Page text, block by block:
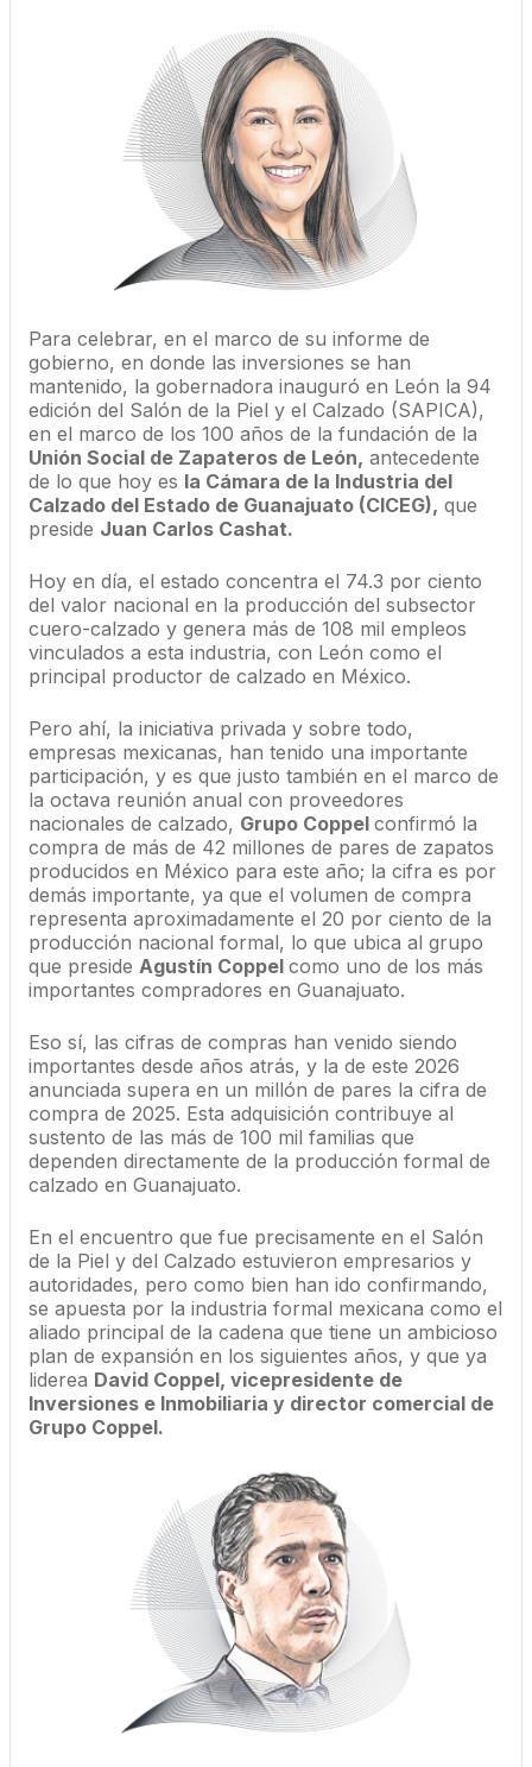
Para celebrar, en el marco de su informe de
gobierno, en donde las inversiones se han
mantenido, la gobernadora inauguró en León la 94
edición del Salón de la Piel y el Calzado (SAPICA),
en el marco de los 100 años de la fundación de la
Unión Social de Zapateros de León, antecedente
de lo que hoy es la Cámara de la Industria del
Calzado del Estado de Guanajuato (CICEG), que
preside Juan Carlos Cashat.
Hoy en día, el estado concentra el 74.3 por ciento
del valor nacional en la producción del subsector
cuero-calzado y genera más de 108 mil empleos
vinculados a esta industria, con León como el
principal productor de calzado en México.
Pero ahí, la iniciativa privada y sobre todo,
empresas mexicanas, han tenido una importante
participación, y es que justo también en el marco de
la octava reunión anual con proveedores
nacionales de calzado, Grupo Coppel confirmó la
compra de más de 42 millones de pares de zapatos
producidos en México para este año; la cifra es por
demás importante, ya que el volumen de compra
representa aproximadamente el 20 por ciento de la
producción nacional formal, lo que ubica al grupo
que preside Agustín Coppel como uno de los más
importantes compradores en Guanajuato.
Eso sí, las cifras de compras han venido siendo
importantes desde años atrás, y la de este 2026
anunciada supera en un millón de pares la cifra de
compra de 2025. Esta adquisición contribuye al
sustento de las más de 100 mil familias que
dependen directamente de la producción formal de
calzado en Guanajuato.
En el encuentro que fue precisamente en el Salón
de la Piel y del Calzado estuvieron empresarios y
autoridades, pero como bien han ido confirmando,
se apuesta por la industria formal mexicana como el
aliado principal de la cadena que tiene un ambicioso
plan de expansión en los siguientes años, y que ya
liderea David Coppel, vicepresidente de
Inversiones e Inmobiliaria y director comercial de
Grupo Coppel.